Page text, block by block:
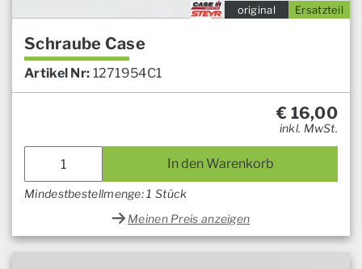
Ersatzteil
original
Schraube Case
Artikel Nr: 1271954C1
€ 16,00
inkl. MwSt.
In den Warenkorb
Mindestbestellmenge: 1 Stück
Meinen Preis anzeigen